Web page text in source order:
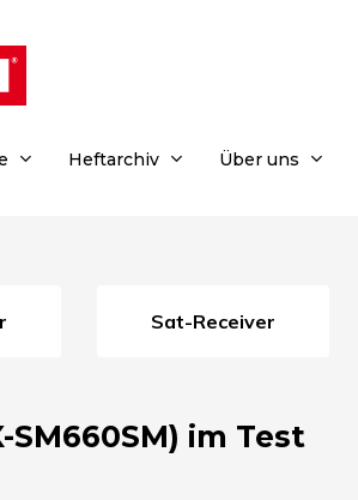
Heftarchiv Über uns
Sat-Receiver
im Test